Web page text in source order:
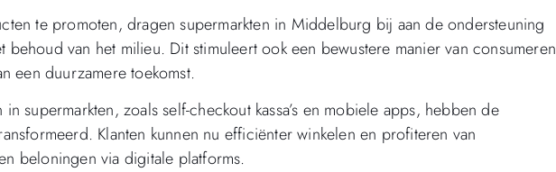
te promoten, dragen supermarkten in Middelburg bij aan de ondersteuning
behoud van het milieu. Dit stimuleert ook een bewustere manier van consumeren
een duurzamere toekomst.
supermarkten, zoals self-checkout kassa’s en mobiele apps, hebben de
Klanten kunnen nu efficiënter winkelen en profiteren van
beloningen via digitale platforms.